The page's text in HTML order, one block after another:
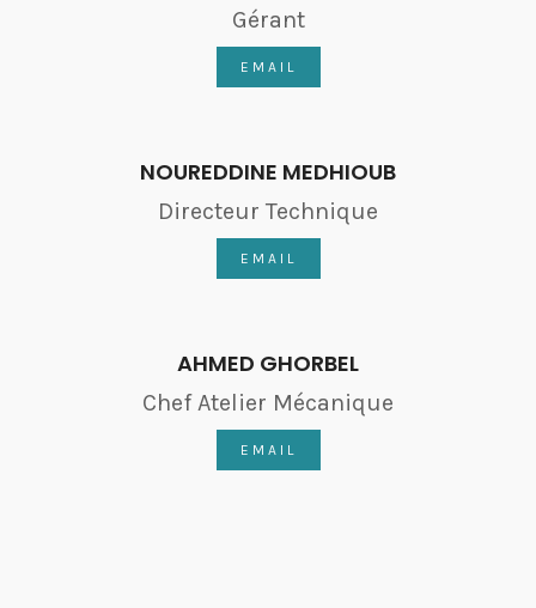
Gérant
EMAIL
NOUREDDINE MEDHIOUB
Directeur Technique
EMAIL
AHMED GHORBEL
Chef Atelier Mécanique
EMAIL